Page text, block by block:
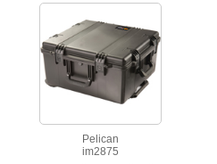
Pelican
im2875